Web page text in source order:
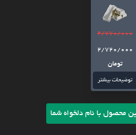
2/770/000
2/720/000
تومان
توضیحات بیشتر
محصول با نام دلخواه شما